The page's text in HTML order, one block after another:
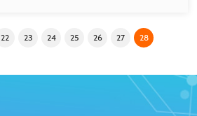
料等)、金属组织、金属表面加工层、电镀
22 23 24 25 26 27 28